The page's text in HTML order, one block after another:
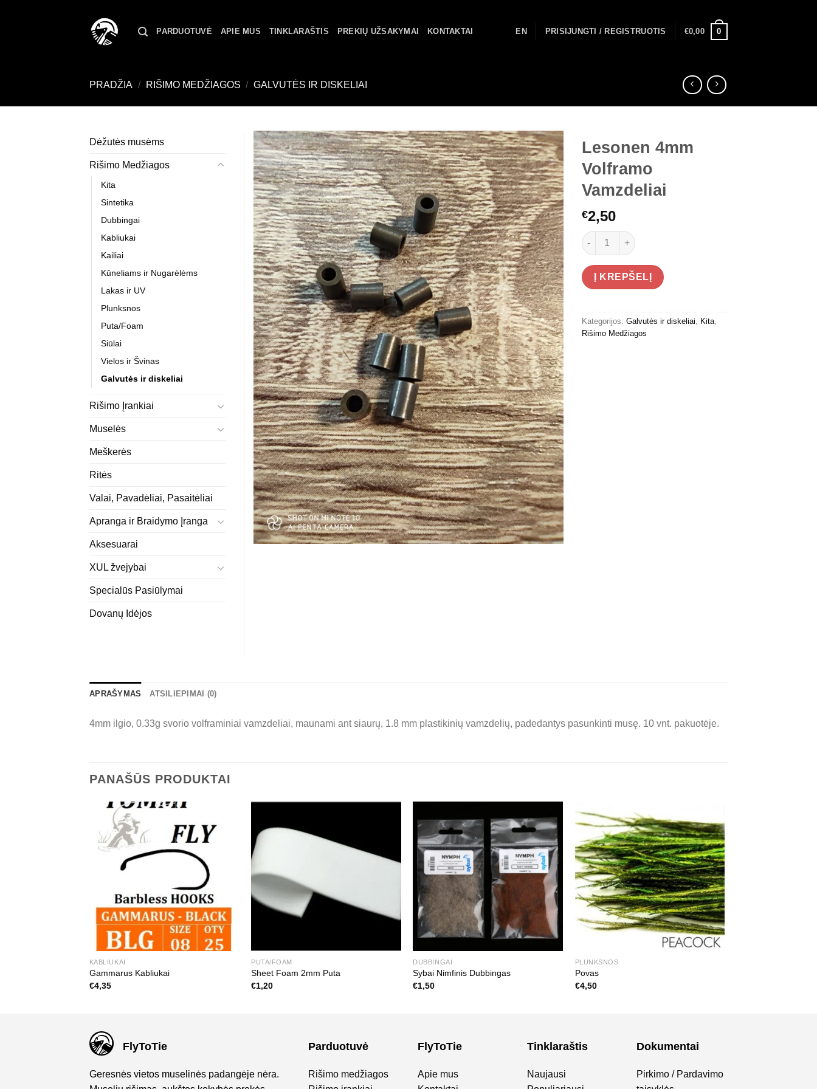
PARDUOTUVĖ APIE MUS TINKLARAŠTIS PREKIŲ UŽSAKYMAI KONTAKTAI EN PRISIJUNGTI / REGISTRUOTIS €0,00 0
PRADŽIA / RIŠIMO MEDŽIAGOS / GALVUTĖS IR DISKELIAI
Lesonen 4mm
Volframo
Vamzdeliai
€2,50
produkto kiekis: Lesonen 4mm Volframo Vamzdeliai
Į KREPŠELĮ
Kategorijos: Galvutės ir diskeliai Kita
Rišimo Medžiagos
Dėžutės musėms
Rišimo Medžiagos
Kita
Sintetika
Dubbingai
Kabliukai
Kailiai
Kūneliams ir Nugarėlėms
Lakas ir UV
Plunksnos
Puta/Foam
Siūlai
Vielos ir Švinas
Galvutės ir diskeliai
Rišimo Įrankiai
Muselės
Meškerės
Ritės
Valai, Pavadėliai, Pasaitėliai
Apranga ir Braidymo Įranga
Aksesuarai
XUL žvejybai
Specialūs Pasiūlymai
Dovanų Idėjos
APRAŠYMAS ATSILIEPIMAI (0)
4mm ilgio, 0.33g svorio volframiniai vamzdeliai, maunami ant siaurų, 1.8 mm plastikinių vamzdelių, padedantys pasunkinti musę. 10 vnt. pakuotėje.
PANAŠŪS PRODUKTAI
KABLIUKAI
Gammarus Kabliukai
€4,35
PUTA/FOAM
Sheet Foam 2mm Puta
€1,20
DUBBINGAI
Sybai Nimfinis Dubbingas
€1,50
PLUNKSNOS
Povas
€4,50
FlyToTie
Geresnės vietos muselinės padangėje nėra.
Parduotuvė
Rišimo medžiagos
FlyToTie
Apie mus
Tinklaraštis
Naujausi
Dokumentai
Pirkimo / Pardavimo